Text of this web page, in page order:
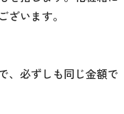
います。
、必ずしも同じ金額で